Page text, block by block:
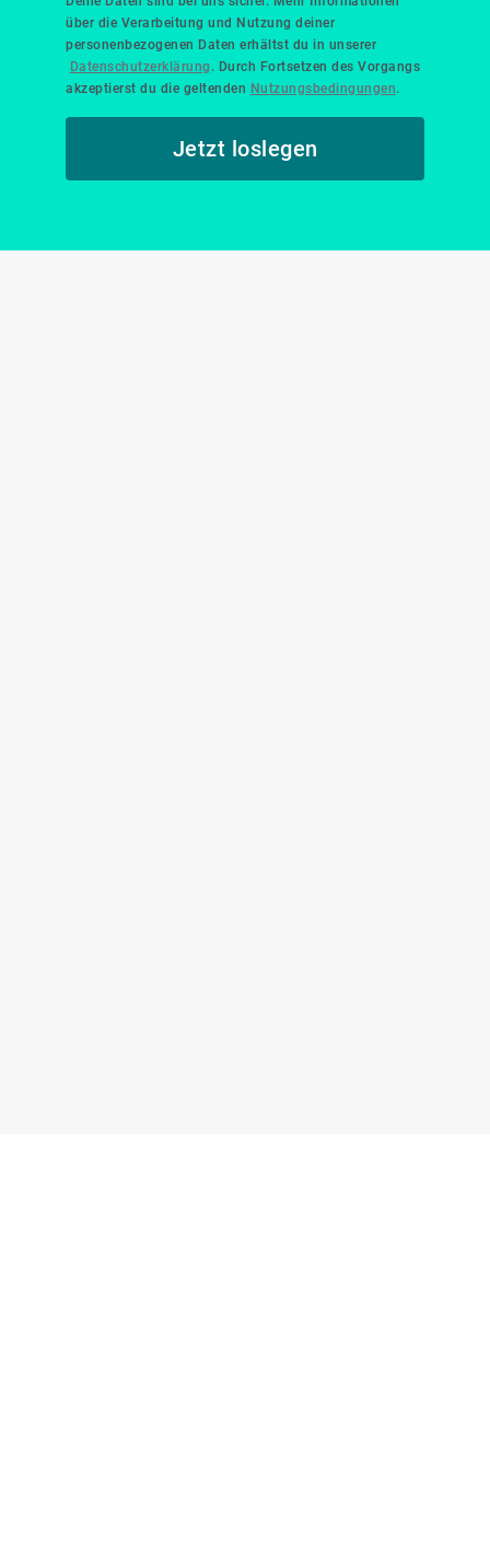
über die Verarbeitung und Nutzung deiner
personenbezogenen Daten erhältst du in unserer
Datenschutzerklärung . Durch Fortsetzen des Vorgangs
akzeptierst du die geltenden Nutzungsbedingungen.
Jetzt loslegen